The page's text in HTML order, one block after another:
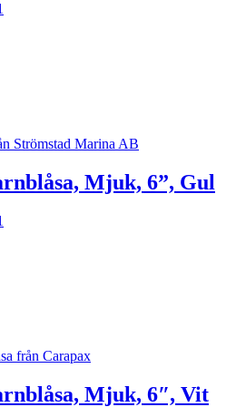
Mjuk, 6”, Gul
Mjuk, 6″, Vit